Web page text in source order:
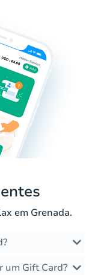
em Grenada.
um Gift Card?